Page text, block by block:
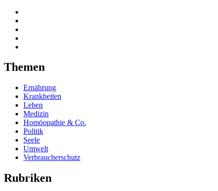
Themen
Ernährung
Krankheiten
Leben
Medizin
Homöopathie & Co.
Politik
Seele
Umwelt
Verbraucherschutz
Rubriken